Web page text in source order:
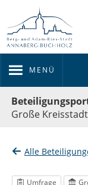
MENÜ
Große
Alle
Umfrage